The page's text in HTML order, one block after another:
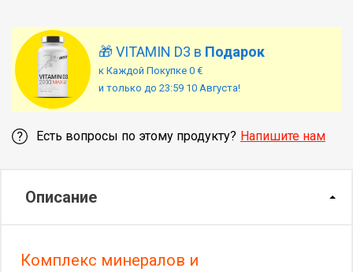
🎁 VITAMIN D3 в Подарок
к Каждой Покупке 0 €
и только до 23:59 10 Августа!
Есть вопросы по этому продукту? Напишите нам
Описание
Комплекс минералов и